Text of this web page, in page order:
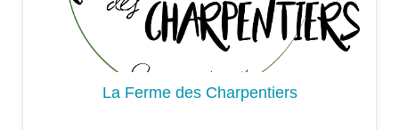
La Ferme des Charpentiers